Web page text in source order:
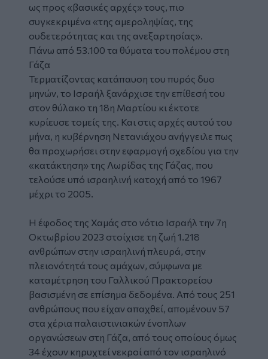
ως προς «βασικές αρχές» τους, πιο
συγκεκριμένα «της αμεροληψίας, της
ουδετερότητας και της ανεξαρτησίας».
Πάνω από 53.100 τα θύματα του πολέμου στη
Γάζα
Τερματίζοντας κατάπαυση του πυρός δυο
μηνών, το Ισραήλ ξανάρχισε την επίθεσή του
στον θύλακο τη 18η Μαρτίου κι έκτοτε
κυρίευσε τομείς της. Και στις αρχές αυτού του
μήνα, η κυβέρνηση Νετανιάχου ανήγγειλε πως
θα προχωρήσει στην εφαρμογή σχεδίου για την
«κατάκτηση» της Λωρίδας της Γάζας, που
τελούσε υπό ισραηλινή κατοχή από το 1967
μέχρι το 2005.
Η έφοδος της Χαμάς στο νότιο Ισραήλ την 7η
Οκτωβρίου 2023 στοίχισε τη ζωή 1.218
ανθρώπων στην ισραηλινή πλευρά, στην
πλειονότητά τους αμάχων, σύμφωνα με
καταμέτρηση του Γαλλικού Πρακτορείου
βασισμένη σε επίσημα δεδομένα. Από τους 251
ανθρώπους που είχαν απαχθεί, απομένουν 57
στα χέρια παλαιστινιακών ένοπλων
οργανώσεων στη Γάζα, από τους οποίους όμως
34 έχουν κηρυχτεί νεκροί από τον ισραηλινό